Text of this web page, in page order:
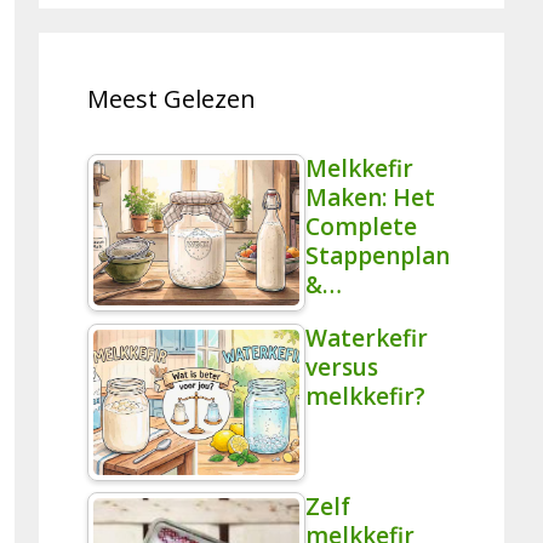
Meest Gelezen
Melkkefir
Maken: Het
Complete
Stappenplan
&…
Waterkefir
versus
melkkefir?
Zelf
melkkefir